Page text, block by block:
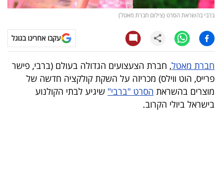
ויראלי
טלוויזיה
עסקי
ספורט
קריירה
ברבי בהשראת הסרט (צילום חברת מאטל)
עקבו אחרינו בגוגל
חברת מאטל, חברת הצעצועים הגדולה בעולם (ברבי, פישר
פרייס, הוט ווילס) מכריזה על השקת קולקציה חדשה של
מוצרים בהשראת הסרט "ברבי" שיגיע לבתי הקולנוע
בישראל ביולי הקרוב.